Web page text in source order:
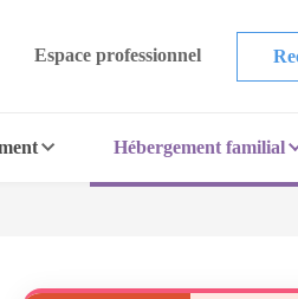
Espace professionnel
Hébergement familial